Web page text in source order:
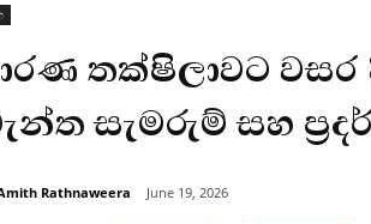
තක්ෂිලාවට වසර
සැමරුම් සහ
Rathnaweera June 19, 2026